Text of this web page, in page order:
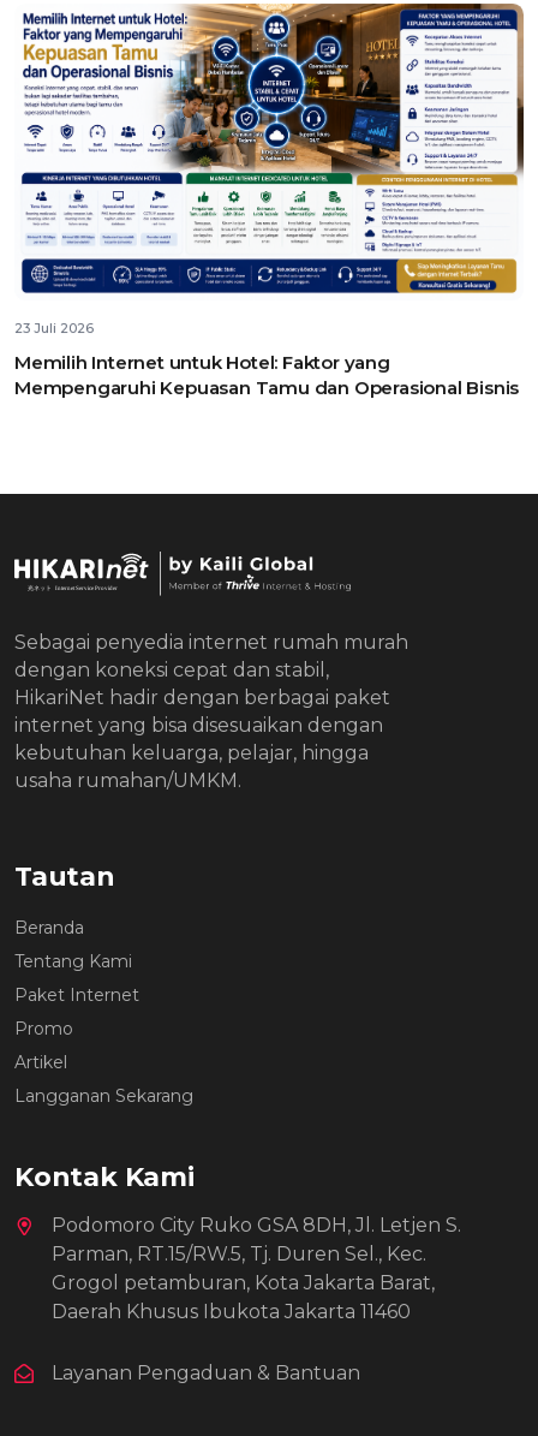
23 Juli 2026
Memilih Internet untuk Hotel: Faktor yang
Mempengaruhi Kepuasan Tamu dan Operasional Bisnis
Sebagai penyedia internet rumah murah
dengan koneksi cepat dan stabil,
HikariNet hadir dengan berbagai paket
internet yang bisa disesuaikan dengan
kebutuhan keluarga, pelajar, hingga
usaha rumahan/UMKM.
Tautan
Beranda
Tentang Kami
Paket Internet
Promo
Artikel
Langganan Sekarang
Kontak Kami
Podomoro City Ruko GSA 8DH, Jl. Letjen S.
Parman, RT.15/RW.5, Tj. Duren Sel., Kec.
Grogol petamburan, Kota Jakarta Barat,
Daerah Khusus Ibukota Jakarta 11460
Layanan Pengaduan & Bantuan